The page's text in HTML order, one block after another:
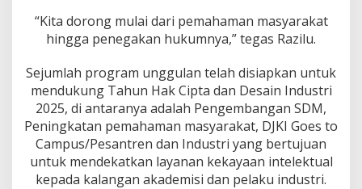
“Kita dorong mulai dari pemahaman masyarakat
hingga penegakan hukumnya,” tegas Razilu.
Sejumlah program unggulan telah disiapkan untuk
mendukung Tahun Hak Cipta dan Desain Industri
2025, di antaranya adalah Pengembangan SDM,
Peningkatan pemahaman masyarakat, DJKI Goes to
Campus/Pesantren dan Industri yang bertujuan
untuk mendekatkan layanan kekayaan intelektual
kepada kalangan akademisi dan pelaku industri.